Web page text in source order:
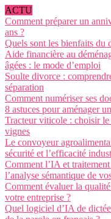
ACTU
Comment préparer un
ans ?
Quels sont les bienfaits du
Aide financière au
âgées : le mode d’emploi
Soulte divorce :
séparation
Comment numériser ses
8 astuces pour aménager
Tracteur viticole : choisir
vignes
Le convoyeur
sécurité et l’efficacité
Comment l’IA et
l’analyse sémantique de
Comment évaluer la
votre entreprise ?
Quel logiciel d’IA de